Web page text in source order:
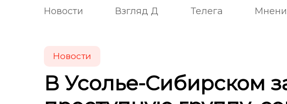
Новости Взгляд Д Телега
Новости
В Усолье-Сибирском